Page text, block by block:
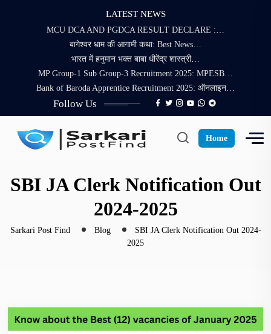
LATEST NEWS
MCU DCA AND PGDCA RESULT DECLARE :…
बागेश्वर धाम की आगामी कथा: Best News…
भारत में हनुमान भक्त बाबा धीरेंद्र शास्त्री…
MP Group-1 Sub Group-3 Recruitment 2025: MPESB…
Bank of Baroda Apprentice Recruitment 2025: ऑनलाइन…
Follow Us
Home
SBI JA Clerk Notification Out
2024-2025
Sarkari Post Find Blog
SBI JA Clerk Notification Out 2024-
2025